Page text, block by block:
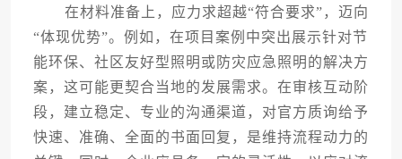
在材料准备上，应力求超越“符合要求”，迈向
“体现优势”。例如，在项目案例中突出展示针对节
能环保、社区友好型照明或防灾应急照明的解决方
案，这可能更契合当地的发展需求。在审核互动阶
段，建立稳定、专业的沟通渠道，对官方质询给予
快速、准确、全面的书面回复，是维持流程动力的